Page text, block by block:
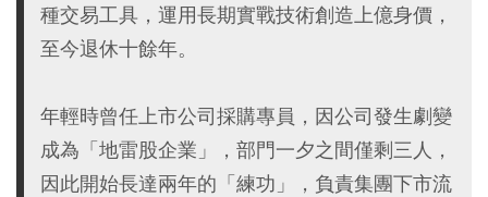
種交易工具，運用長期實戰技術創造上億身價，
至今退休十餘年。
年輕時曾任上市公司採購專員，因公司發生劇變
成為「地雷股企業」，部門一夕之間僅剩三人，
因此開始長達兩年的「練功」，負責集團下市流